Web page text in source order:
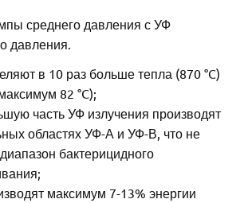
среднего давления с УФ
давления.
в 10 раз больше тепла (870 °C)
82 °C);
часть УФ излучения производят
областях УФ-А и УФ-В, что не
бактерицидного
максимум 7-13% энергии